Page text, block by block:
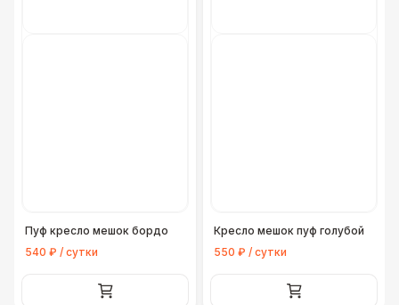
Пуф кресло мешок бордо
540 ₽ / сутки
Кресло мешок пуф голубой
550 ₽ / сутки